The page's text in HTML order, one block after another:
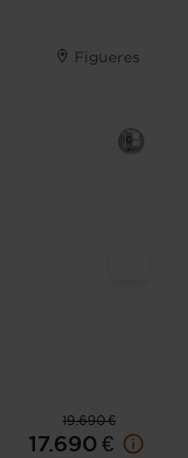
Figueres
19.690 €
17.690 €